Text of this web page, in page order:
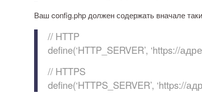
Ваш config.php должен содержать вначале
// HTTP
define(‘HTTP_SERVER’, ‘https://
// HTTPS
define(‘HTTPS_SERVER’, ‘https://